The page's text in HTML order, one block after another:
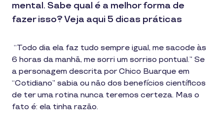
mental. Sabe qual é a melhor forma de
fazer isso? Veja aqui 5 dicas práticas
“Todo dia ela faz tudo sempre igual, me sacode às
6 horas da manhã, me sorri um sorriso pontual.” Se
a personagem descrita por Chico Buarque em
“Cotidiano” sabia ou não dos benefícios científicos
de ter uma rotina nunca teremos certeza. Mas o
fato é: ela tinha razão.